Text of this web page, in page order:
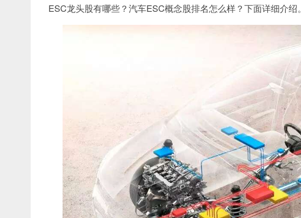
ESC龙头股有哪些？汽车ESC概念股排名怎么样？下面详细介绍。